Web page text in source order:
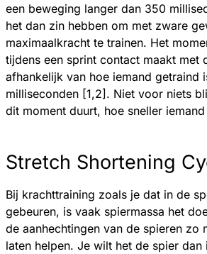
een beweging langer dan 350
het dan zin hebben om met zware
maximaalkracht te trainen. Het
tijdens een sprint contact maakt met
afhankelijk van hoe iemand getraind
milliseconden [1,2]. Niet voor niets
dit moment duurt, hoe sneller
Stretch Shortening
Bij krachttraining zoals je dat in de
gebeuren, is vaak spiermassa het
de aanhechtingen van de spieren zo
laten helpen. Je wilt het de spier